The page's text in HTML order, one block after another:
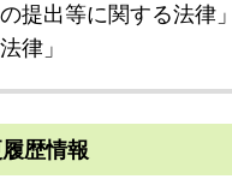
の提出等に関する法律
法律」
歴情報